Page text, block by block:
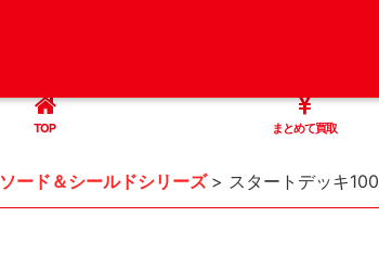
TOP まとめて買取
ソード＆シールドシリーズ > スタートデッキ100